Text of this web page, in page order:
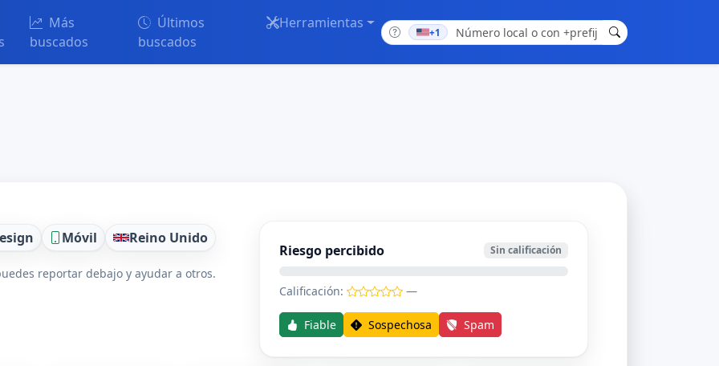
Más
buscados
Últimos
buscados
Herramientas
+1
Móvil Reino Unido
reportar debajo y ayudar a otros.
Riesgo percibido Sin calificación
Calificación: —
Fiable Sospechosa Spam